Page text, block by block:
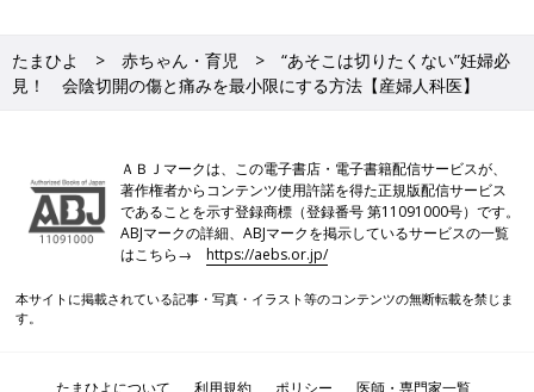
たまひよ 赤ちゃん・育児
“あそこは切りたくない”妊婦必
見！ 会陰切開の傷と痛みを最小限にする方法【産婦人科医】
ＡＢＪマークは、この電子書店・電子書籍配信サービスが、
著作権者からコンテンツ使用許諾を得た正規版配信サービス
であることを示す登録商標（登録番号 第11091000号）です。
ABJマークの詳細、ABJマークを掲示しているサービスの一覧
はこちら→https://aebs.or.jp/
本サイトに掲載されている記事・写真・イラスト等のコンテンツの無断転載を禁じま
す。
たまひよについて 利用規約 ポリシー 医師・専門家一覧